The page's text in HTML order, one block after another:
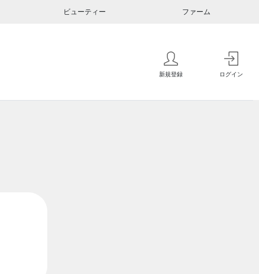
ビューティー ファーム
新規登録 ログイン